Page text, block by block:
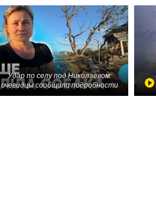
Удар по селу под Николаевом:
очевидцы сообщили подробности